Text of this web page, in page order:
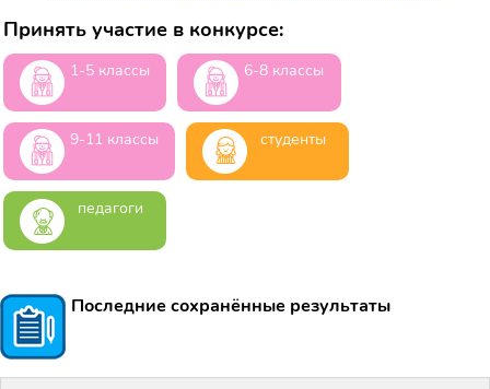
Принять участие в конкурсе:
1-5 классы 6-8 классы
9-11 классы студенты
педагоги
Последние сохранённые результаты